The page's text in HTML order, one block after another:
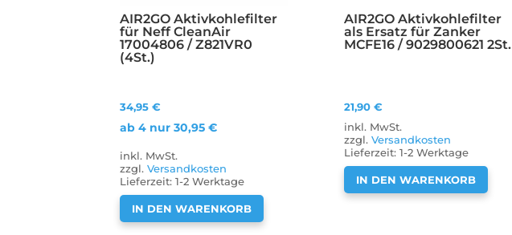
AIR2GO Aktivkohlefilter
für Neff CleanAir
17004806 / Z821VR0
(4St.)
34,95€
ab 4 nur30,95€
inkl. MwSt.
zzgl.Versandkosten
Lieferzeit:1-2 Werktage
IN DEN WARENKORB
AIR2GO Aktivkohlefilter
als Ersatz für Zanker
MCFE16 / 9029800621 2St.
21,90€
inkl. MwSt.
zzgl.Versandkosten
Lieferzeit:1-2 Werktage
IN DEN WARENKORB